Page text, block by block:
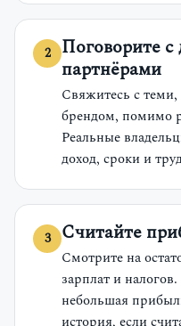
Поговорите
партнёрами
Свяжитесь с теми,
брендом, помимо
Реальные
доход, сроки и
Считайте
Смотрите на
зарплат и
небольшая
история, если